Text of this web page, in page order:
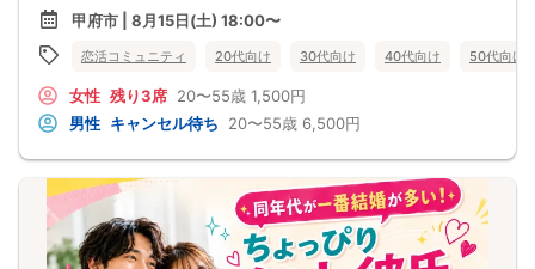
頂きます）
Ｃからの受信拒否設定やセキュリティレベルなど）は必ず再度問い合わせをする
メールの確認ミスによるキャンセルはキャンセル料発生対象となってしまいま
す。ご注意ください。
「お酒もある、街コン風の楽しい雰囲気が好き」
そんな方におすすめの《最大40人！20人対20人！コストコご飯＆デザート！街コ
ン風巨大合コン》です(^^)
🍽 コストコご飯＆デザートで、会話が自然に弾む！
すね！」「コストコよく行きますか？」など、初対面でも食事をきっかけに会話
が生まれやすいのが魅力です。
🎉 最大40人・20人対20人の大型イベント！
🍷 お酒ありで、街コン風に楽しく交流！
アルコールを楽しみたい方にもおすすめのイベントです。お酒を飲まない方も通
常料金でご参加いただけます。かしこまりすぎない雰囲気で、自然体で会話を楽
しみやすいのもポイントです。
甲府市 | 8月15日(土) 18:00〜
恋活コミュニティ 20代向け 30代向け 40代向け 50代向け
女性 残り3席 20〜55歳 1,500円
男性 キャンセル待ち 20〜55歳 6,500円